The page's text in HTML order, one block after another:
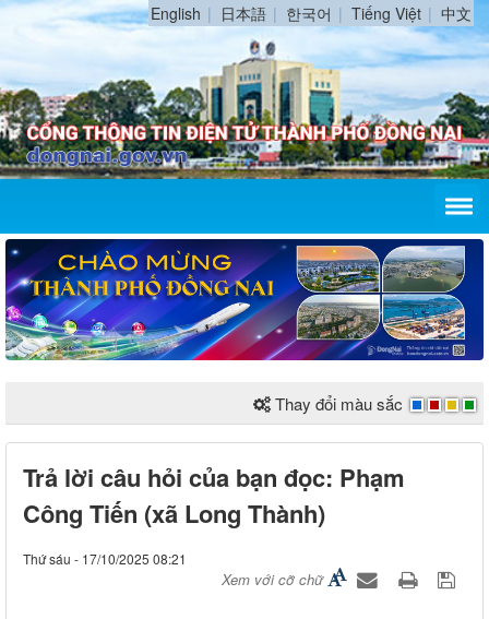
English 日本語 한국어 Tiếng Việt 中文
Thay đổi màu sắc
Trả lời câu hỏi của bạn đọc: Phạm
Công Tiến (xã Long Thành)
Thứ sáu - 17/10/2025 08:21
Xem với cỡ chữ